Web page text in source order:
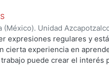
Unidad
) GONZALEZ BRAMBILA,
expresiones regulares y
cierta experiencia en
puede crear el interés